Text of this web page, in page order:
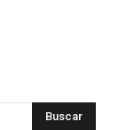
Buscar